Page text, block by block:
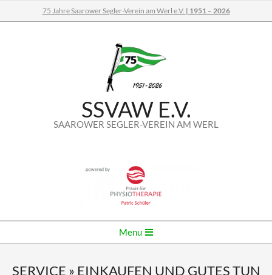
to
75 Jahre Saarower Segler-Verein am Werl e.V. | 1951 – 2026
SSVAW E.V.
SAAROWER SEGLER-VEREIN AM WERL
Navigation
Menu
SERVICE » EINKAUFEN UND GUTES TUN